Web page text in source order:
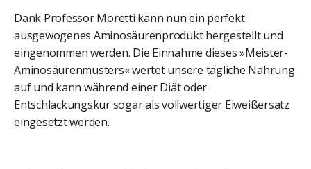
Dank Professor Moretti kann nun ein perfekt
ausgewogenes Aminosäurenprodukt hergestellt und
eingenommen werden. Die Einnahme dieses »Meister-
Aminosäurenmusters« wertet unsere tägliche Nahrung
auf und kann während einer Diät oder
Entschlackungskur sogar als vollwertiger Eiweißersatz
eingesetzt werden.